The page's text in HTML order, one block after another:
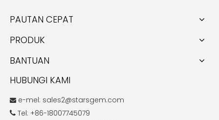
PAUTAN CEPAT
PRODUK
BANTUAN
HUBUNGI KAMI
 e-mel: sales2@starsgem.com
 Tel: +86-18007745079